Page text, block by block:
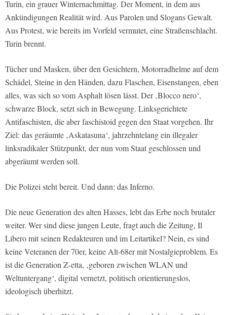
Turin, ein grauer Winternachmittag. Der Moment, in dem aus
Ankündigungen Realität wird. Aus Parolen und Slogans Gewalt.
Aus Protest, wie bereits im Vorfeld vermutet, eine Straßenschlacht.
Turin brennt.
Tücher und Masken, über den Gesichtern, Motorradhelme auf dem
Schädel, Steine in den Händen, dazu Flaschen, Eisenstangen, eben
alles, was sich so vom Asphalt lösen lässt. Der ‚Blocco nero‘,
schwarze Block, setzt sich in Bewegung. Linksgerichtete
Antifaschisten, die aber faschistoid gegen den Staat vorgehen. Ihr
Ziel: das geräumte ‚Askatasuna‘, jahrzehntelang ein illegaler
linksradikaler Stützpunkt, der nun vom Staat geschlossen und
abgeräumt werden soll.
Die Polizei steht bereit. Und dann: das Inferno.
Die neue Generation des alten Hasses, lebt das Erbe noch brutaler
weiter. Wer sind diese jungen Leute, fragt auch die Zeitung, Il
Libero mit seinen Redakteuren und im Leitartikel? Nein, es sind
keine Veteranen der 70er, keine Alt-68er mit Nostalgieproblem. Es
ist die Generation Z-etta, ‚geboren zwischen WLAN und
Weltuntergang‘, digital vernetzt, politisch orientierungslos,
ideologisch überhitzt.